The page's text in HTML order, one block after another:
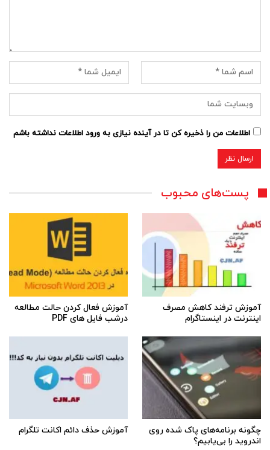
اطلاعات من را ذخیره کن تا در آینده نیازی به ورود اطلاعات نداشته باشم
پست‌های محبوب
آموزش ترفند کاهش مصرف
اینترنت در اینستاگرام
آموزش فعال کردن حالت مطالعه
درشب فایل های PDF
چگونه برنامه‌های پاک شده روی
اندروید را بی‌یابیم؟
آموزش حذف دائم اکانت تلگرام